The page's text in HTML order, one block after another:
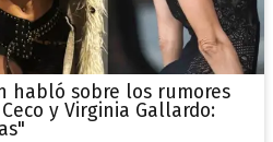
habló sobre los rumores
y Virginia Gallardo: